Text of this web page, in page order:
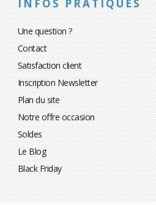
INFOS PRATIQUES
Une question ?
Contact
Satisfaction client
Inscription Newsletter
Plan du site
Notre offre occasion
Soldes
Le Blog
Black Friday